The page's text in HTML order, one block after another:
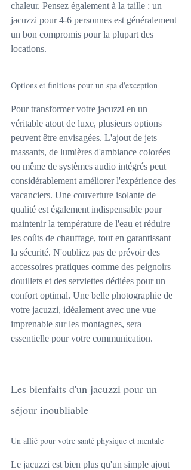
chaleur. Pensez également à la taille : un
jacuzzi pour 4-6 personnes est généralement
un bon compromis pour la plupart des
locations.
Options et finitions pour un spa d'exception
Pour transformer votre jacuzzi en un
véritable atout de luxe, plusieurs options
peuvent être envisagées. L'ajout de jets
massants, de lumières d'ambiance colorées
ou même de systèmes audio intégrés peut
considérablement améliorer l'expérience des
vacanciers. Une couverture isolante de
qualité est également indispensable pour
maintenir la température de l'eau et réduire
les coûts de chauffage, tout en garantissant
la sécurité. N'oubliez pas de prévoir des
accessoires pratiques comme des peignoirs
douillets et des serviettes dédiées pour un
confort optimal. Une belle photographie de
votre jacuzzi, idéalement avec une vue
imprenable sur les montagnes, sera
essentielle pour votre communication.
Les bienfaits d'un jacuzzi pour un
séjour inoubliable
Un allié pour votre santé physique et mentale
Le jacuzzi est bien plus qu'un simple ajout